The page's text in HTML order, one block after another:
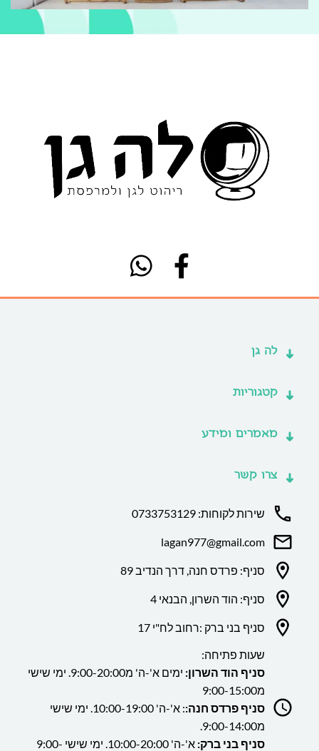
לה גן
קטגוריות
מאמרים ומידע
צרו קשר
שירות לקוחות: 0733753129
lagan977@gmail.com
סניף: פרדס חנה, דרך הנדיב 89
סניף: הוד השרון, הבנאי 4
סניף בני ברק :רחוב לח"י 17
שעות פתיחה:
סניף הוד השרון:
ימים א'-ה' מ9:00-20:00. ימי שישי
מ9:00-15:00
סניף פרדס חנה:
: א'-ה' 10:00-19:00. ימי שישי
מ9:00-14:00.
סניף בני ברק:
א'-ה' 10:00-20:00. ימי שישי 9:00-